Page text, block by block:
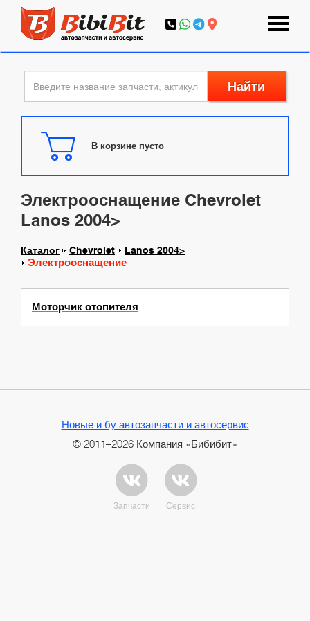
Найти
В корзине пусто
Электрооснащение Chevrolet
Lanos 2004>
Каталог Chevrolet Lanos 2004>
Электрооснащение
Моторчик отопителя
Новые и бу автозапчасти и автосервис
© 2011–2026 Компания «Бибибит»
Запчасти Сервис